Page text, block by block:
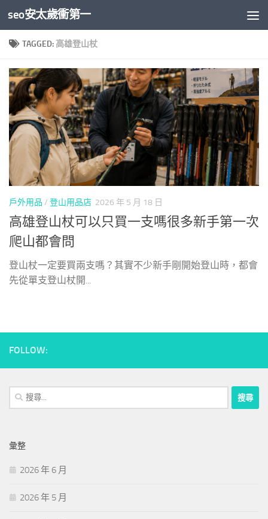
Skip to content
seo安太歲衝第一
TAGGED: 高雄登山杖
戶外用品 / 登山用品店 2026 年 5 月 18 日
高雄登山杖可以只買一支嗎很多新手第一次
爬山都會問
登山杖一定要買兩支嗎？其實不少新手剛開始登山時，都會
先從單支登山杖開...
FOLLOW:
搜
尋
字:
彙整
2026 年 6 月
2026 年 5 月